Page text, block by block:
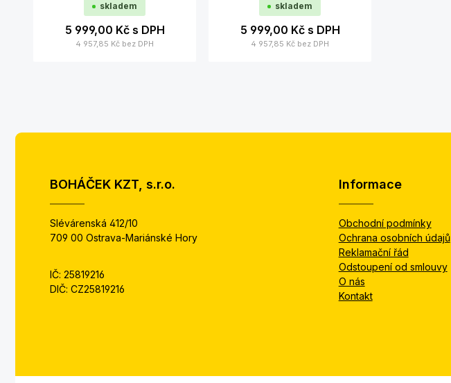
skladem
5 999,00 Kč s DPH
4 957,85 Kč bez DPH
skladem
5 999,00 Kč s DPH
4 957,85 Kč bez DPH
BOHÁČEK KZT, s.r.o.
Slévárenská 412/10
709 00 Ostrava-Mariánské Hory
IČ: 25819216
DIČ: CZ25819216
Informace
Obchodní podmínky
Ochrana osobních údajů
Reklamační řád
Odstoupení od smlouvy
O nás
Kontakt